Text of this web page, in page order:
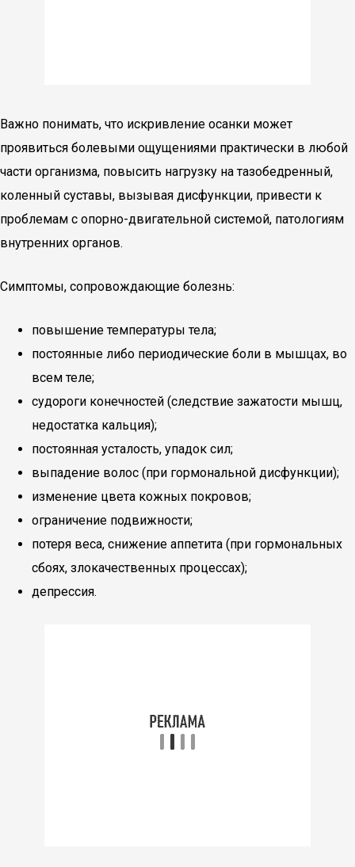
Важно понимать, что искривление осанки может
проявиться болевыми ощущениями практически в любой
части организма, повысить нагрузку на тазобедренный,
коленный суставы, вызывая дисфункции, привести к
проблемам с опорно-двигательной системой, патологиям
внутренних органов.
Симптомы, сопровождающие болезнь:
повышение температуры тела;
постоянные либо периодические боли в мышцах, во
всем теле;
судороги конечностей (следствие зажатости мышц,
недостатка кальция);
постоянная усталость, упадок сил;
выпадение волос (при гормональной дисфункции);
изменение цвета кожных покровов;
ограничение подвижности;
потеря веса, снижение аппетита (при гормональных
сбоях, злокачественных процессах);
депрессия.